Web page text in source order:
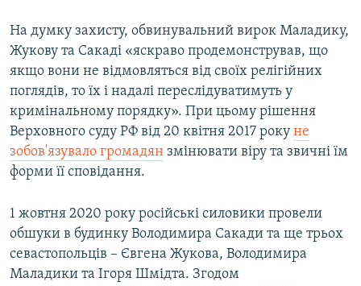
На думку захисту, обвинувальний вирок Маладику,
Жукову та Сакаді «яскраво продемонстрував, що
якщо вони не відмовляться від своїх релігійних
поглядів, то їх і надалі переслідуватимуть у
кримінальному порядку». При цьому рішення
Верховного суду РФ від 20 квітня 2017 року не
зобов'язувало громадян змінювати віру та звичні їм
форми її сповідання.
1 жовтня 2020 року російські силовики провели
обшуки в будинку Володимира Сакади та ще трьох
севастопольців – Євгена Жукова, Володимира
Маладики та Ігоря Шмідта. Згодом